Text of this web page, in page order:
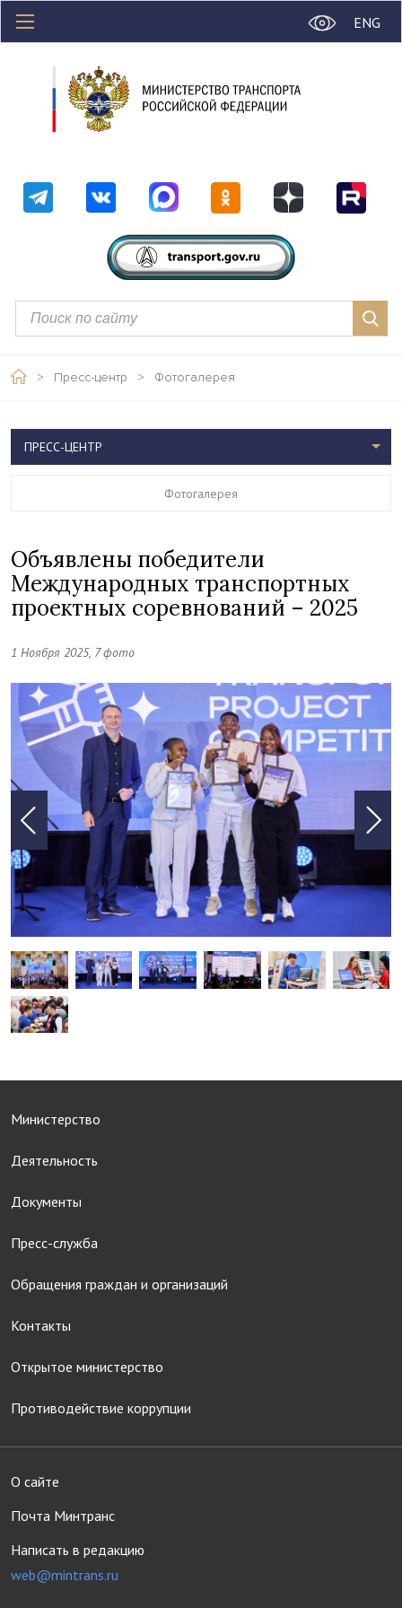
ENG
> Пресс-центр > Фотогалерея
Объявлены победители
Международных транспортных
проектных соревнований – 2025
1 Ноября 2025, 7 фото
ПРЕСС-ЦЕНТР
Фотогалерея
Министерство
Деятельность
Документы
Пресс-служба
Обращения граждан и организаций
Контакты
Открытое министерство
Противодействие коррупции
О сайте
Почта Минтранс
Написать в редакцию
web@mintrans.ru